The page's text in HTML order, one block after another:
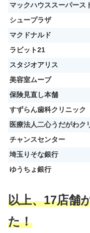
マックハウススーパース
シュープラザ
マクドナルド
ラビット21
スタジオアリス
美容室ムーブ
保険見直し本舗
すずらん歯科クリニック
医療法人二心うだがわク
チャンスセンター
埼玉りそな銀行
ゆうちょ銀行
以上、17店舗
た！